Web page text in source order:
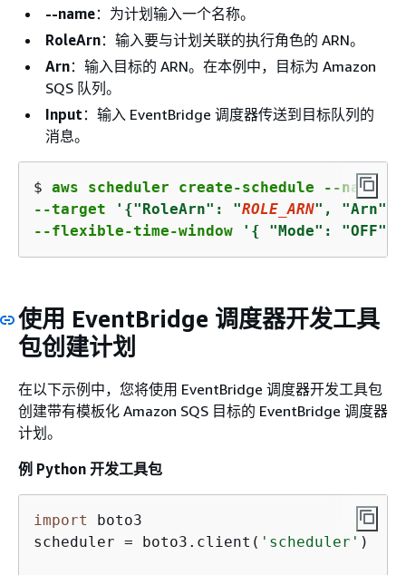
--name：为计划输入一个名称。
RoleArn：输入要与计划关联的执行角色的 ARN。
Arn：输入目标的 ARN。在本例中，目标为 Amazon
SQS 队列。
Input ：输入 EventBridge 调度器传送到目标队列的
消息。
$ aws scheduler create-schedule --name
--target
' {"RoleArn": "ROLE_ARN", "Arn":
--flexible-time-window
' { "Mode": "OFF"}'
使用 EventBridge 调度器开发工具
包创建计划
在以下示例中，您将使用 EventBridge 调度器开发工具包
创建带有模板化 Amazon SQS 目标的 EventBridge 调度器
计划。
例 Python 开发工具包
import
boto3
scheduler = boto3.client( 'scheduler' )